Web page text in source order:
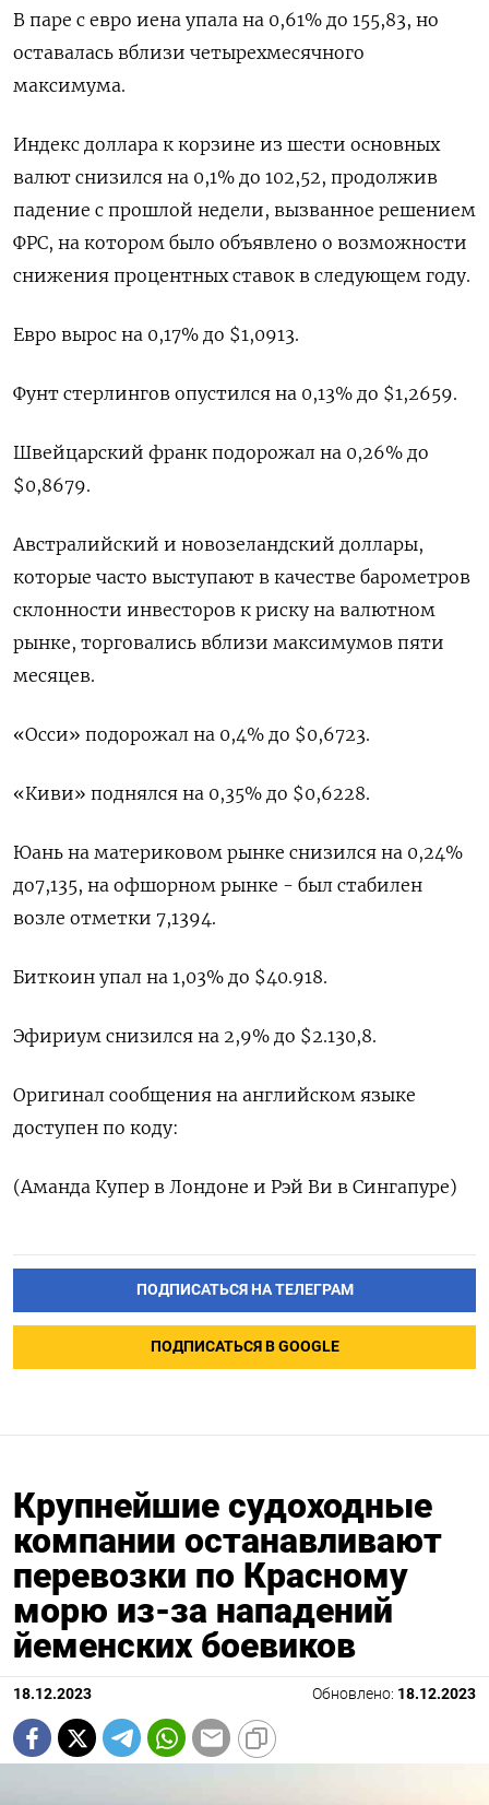
В паре с евро иена упала на 0,61% до 155,83, но
оставалась вблизи четырехмесячного
максимума.
Индекс доллара к корзине из шести основных
валют снизился на 0,1% до 102,52​, продолжив
падение с прошлой недели, вызванное решением
ФРС, на котором было объявлено о возможности
снижения процентных ставок в следующем году.
Евро вырос на 0,17% до $1,0913​.
Фунт стерлингов опустился на 0,13% до $1,2659​.
Швейцарский франк подорожал на 0,26% до
$0,8679​.
Австралийский и новозеландский доллары,
которые часто выступают в качестве барометров
склонности инвесторов к риску на валютном
рынке, торговались вблизи максимумов пяти
месяцев.
«Осси» подорожал на 0,4% до $0,6723​.
«Киви» поднялся на 0,35% до $0,6228​.
Юань на материковом рынке снизился на 0,24%
до​ 7,135​, на офшорном рынке - был стабилен
возле отметки 7,1394.
Биткоин упал на 1,03% до $40.918.
Эфириум снизился на 2,9% до $2.130,8.
Оригинал сообщения на английском языке
доступен по коду:
(Аманда Купер в Лондоне и Рэй Ви в Сингапуре)
ПОДПИСАТЬСЯ НА ТЕЛЕГРАМ
ПОДПИСАТЬСЯ В GOOGLE
Крупнейшие судоходные
компании останавливают
перевозки по Красному
морю из-за нападений
йеменских боевиков
18.12.2023 Обновлено: 18.12.2023